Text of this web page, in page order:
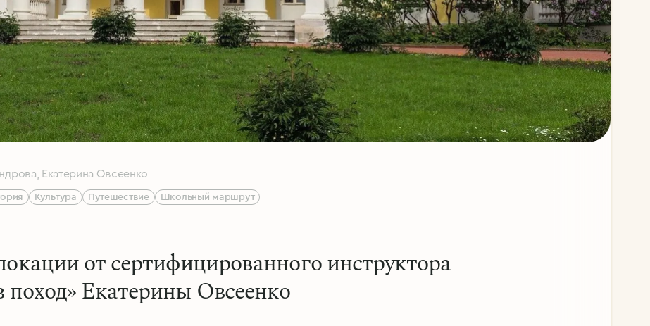
Екатерина Овсеенко
Культура Путешествие Школьный маршрут
от сертифицированного инструктора
поход» Екатерины Овсеенко